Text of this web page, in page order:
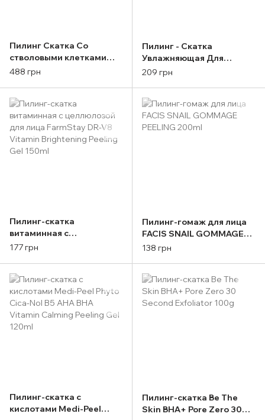
Пилинг Скатка Со
стволовыми клетками
The Saem Cell Renew Bio
488 грн
Пилинг - Скатка
Увлажняющая Для
Чувствительной Кожи С
100ml
209 грн
Пилинг-скатка
витаминная с
целлюлозой для лица
150ml
177 грн
Пилинг-гомаж для лица
FACIS SNAIL GOMMAGE
PEELING 200ml
138 грн
Пилинг-скатка с
кислотами Medi-Peel
Пилинг-скатка Be The
Skin BHA+ Pore Zero 30